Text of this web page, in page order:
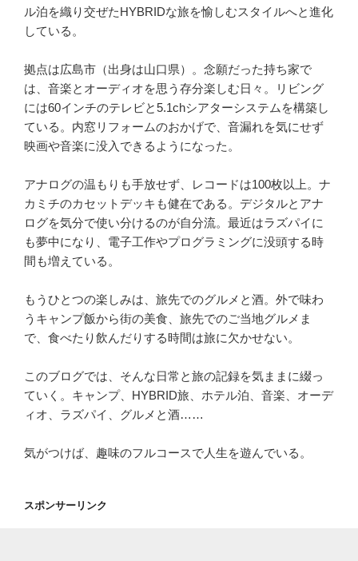
ル泊を織り交ぜたHYBRIDな旅を愉しむスタイルへと進化
している。
拠点は広島市（出身は山口県）。念願だった持ち家で
は、音楽とオーディオを思う存分楽しむ日々。リビング
には60インチのテレビと5.1chシアターシステムを構築し
ている。内窓リフォームのおかげで、音漏れを気にせず
映画や音楽に没入できるようになった。
アナログの温もりも手放せず、レコードは100枚以上。ナ
カミチのカセットデッキも健在である。デジタルとアナ
ログを気分で使い分けるのが自分流。最近はラズパイに
も夢中になり、電子工作やプログラミングに没頭する時
間も増えている。
もうひとつの楽しみは、旅先でのグルメと酒。外で味わ
うキャンプ飯から街の美食、旅先でのご当地グルメま
で、食べたり飲んだりする時間は旅に欠かせない。
このブログでは、そんな日常と旅の記録を気ままに綴っ
ていく。キャンプ、HYBRID旅、ホテル泊、音楽、オーデ
ィオ、ラズパイ、グルメと酒……
気がつけば、趣味のフルコースで人生を遊んでいる。
スポンサーリンク